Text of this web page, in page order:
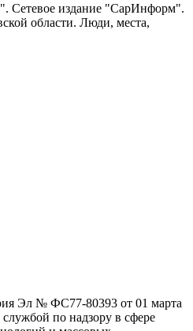
Сетевое издание "СарИнформ".
области. Люди, места,
Эл № ФС77-80393 от 01 марта
по надзору в сфере